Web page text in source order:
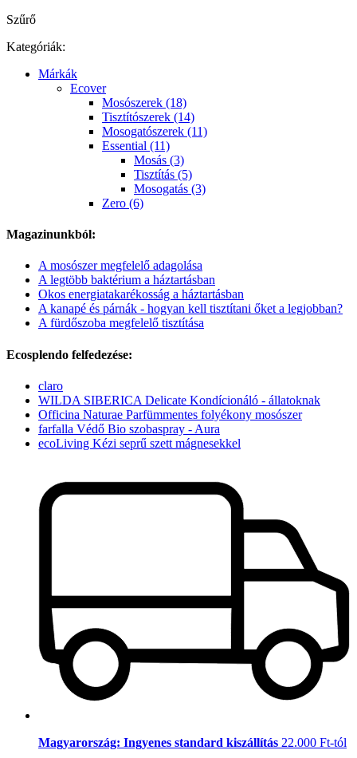
Szűrő
Kategóriák:
Márkák
Ecover
Mosószerek (18)
Tisztítószerek (14)
Mosogatószerek (11)
Essential (11)
Mosás (3)
Tisztítás (5)
Mosogatás (3)
Zero (6)
Magazinunkból:
A mosószer megfelelő adagolása
A legtöbb baktérium a háztartásban
Okos energiatakarékosság a háztartásban
A kanapé és párnák - hogyan kell tisztítani őket a legjobban?
A fürdőszoba megfelelő tisztítása
Ecosplendo felfedezése:
claro
WILDA SIBERICA Delicate Kondícionáló - állatoknak
Officina Naturae Parfümmentes folyékony mosószer
farfalla Védő Bio szobaspray - Aura
ecoLiving Kézi seprű szett mágnesekkel
Magyarország: Ingyenes standard kiszállítás 22.000 Ft-tól